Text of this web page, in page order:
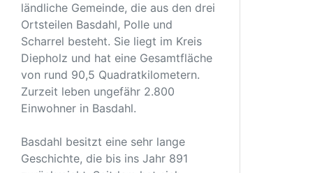
ländliche Gemeinde, die aus den drei
Ortsteilen Basdahl, Polle und
Scharrel besteht. Sie liegt im Kreis
Diepholz und hat eine Gesamtfläche
von rund 90,5 Quadratkilometern.
Zurzeit leben ungefähr 2.800
Einwohner in Basdahl.
Basdahl besitzt eine sehr lange
Geschichte, die bis ins Jahr 891